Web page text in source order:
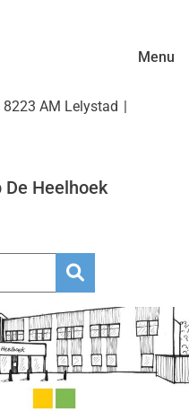
8223 AM Lelystad
Heelhoek
Zoeken
Menu